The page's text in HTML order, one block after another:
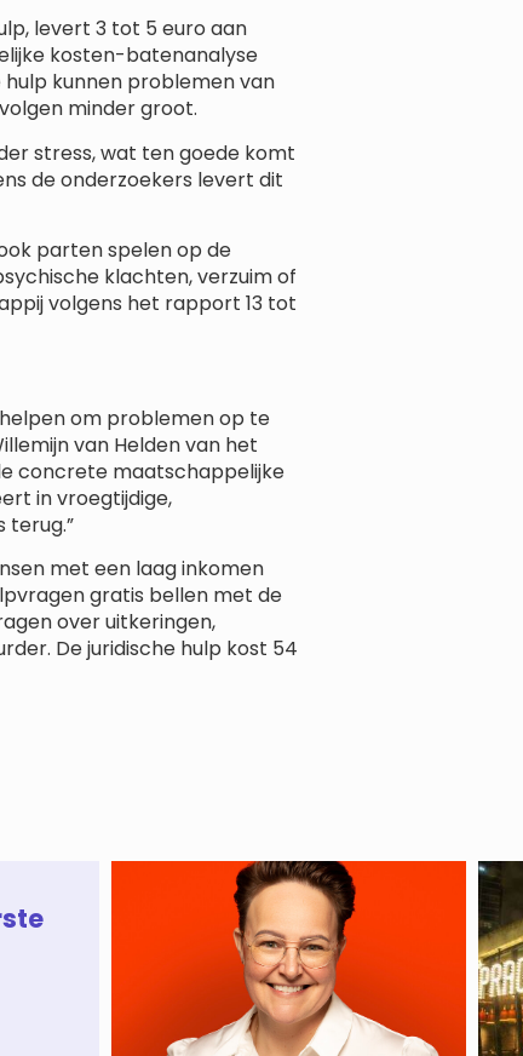
levert 3 tot 5 euro aan
kosten-batenanalyse
hulp kunnen problemen van
minder groot.
stress, wat ten goede komt
de onderzoekers levert dit
parten spelen op de
klachten, verzuim of
volgens het rapport 13 tot
om problemen op te
van Helden van het
concrete maatschappelijke
in vroegtijdige,
terug.”
met een laag inkomen
gratis bellen met de
over uitkeringen,
De juridische hulp kost 54